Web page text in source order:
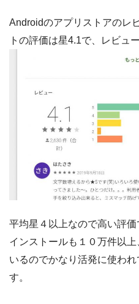
Androidのアプリストアのレ
トの評価は星4.1で、レビュ
平均星４以上なので高い評価
インストールも１０万件以
いるのでかなり活発に使わ
す。